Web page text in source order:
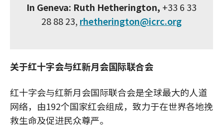
In Geneva: Ruth Hetherington, +33 6 33
28 88 23, rhetherington@icrc.org
关于红十字会与红新月会国际联合会
红十字会与红新月会国际联合会是全球最大的人道
网络，由192个国家红会组成，致力于在世界各地挽
救生命及促进民众尊严。